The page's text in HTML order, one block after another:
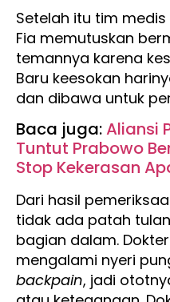
Setelah itu tim
Fia memutuskan
temannya karena
Baru keesokan
dan dibawa untuk
Baca juga:Aliansi
Tuntut Prabowo
Stop Kekerasan
Dari hasil
tidak ada patah
bagian dalam.
mengalami nyeri
backpain, jadi